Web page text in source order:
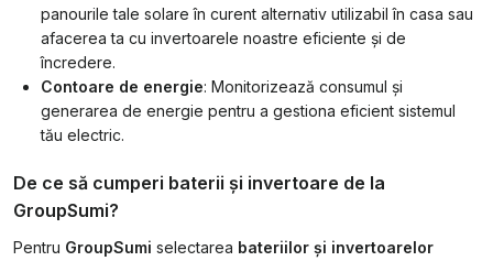
panourile tale solare în curent alternativ utilizabil în casa sau
afacerea ta cu invertoarele noastre eficiente și de
încredere.
Contoare de energie: Monitorizează consumul și
generarea de energie pentru a gestiona eficient sistemul
tău electric.
De ce să cumperi baterii și invertoare de la
GroupSumi?
Pentru GroupSumi selectarea bateriilor și invertoarelor